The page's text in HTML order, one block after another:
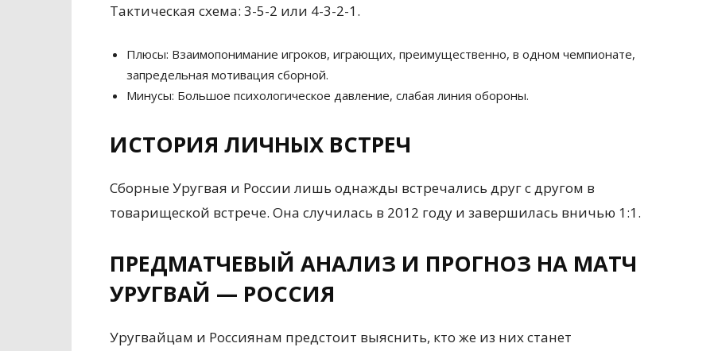
Тактическая схема: 3-5-2 или 4-3-2-1.
Плюсы: Взаимопонимание игроков, играющих, преимущественно, в одном чемпионате,
запредельная мотивация сборной.
Минусы: Большое психологическое давление, слабая линия обороны.
ИСТОРИЯ ЛИЧНЫХ ВСТРЕЧ
Сборные Уругвая и России лишь однажды встречались друг с другом в
товарищеской встрече. Она случилась в 2012 году и завершилась вничью 1:1.
ПРЕДМАТЧЕВЫЙ АНАЛИЗ И ПРОГНОЗ НА МАТЧ
УРУГВАЙ — РОССИЯ
Уругвайцам и Россиянам предстоит выяснить, кто же из них станет